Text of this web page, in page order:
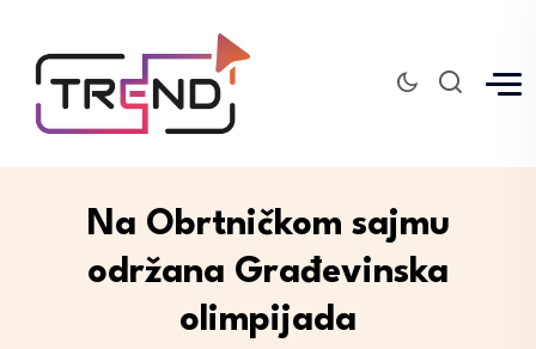
Na Obrtničkom sajmu
održana Građevinska
olimpijada